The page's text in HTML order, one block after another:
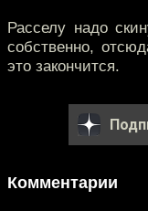
Расселу надо
собственно,
это закончится.
Комментарии